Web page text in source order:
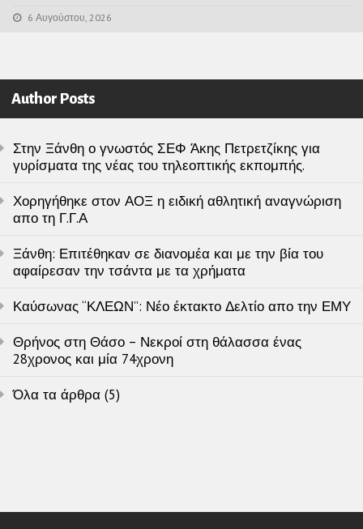
6 Αυγούστου, 2026
Author Posts
Στην Ξάνθη ο γνωστός ΣΕΦ Άκης Πετρετζίκης για
γυρίσματα της νέας του τηλεοπτικής εκπομπής.
Χορηγήθηκε στον ΑΟΞ η ειδική αθλητική αναγνώριση
απο τη Γ.Γ.Α
Ξάνθη: Επιτέθηκαν σε διανομέα και με την βία του
αφαίρεσαν την τσάντα με τα χρήματα
Καύσωνας “ΚΛΕΩΝ”: Νέο έκτακτο Δελτίο απο την ΕΜΥ
Θρήνος στη Θάσο – Νεκροί στη θάλασσα ένας
28χρονος και μία 74χρονη
Όλα τα άρθρα (5)